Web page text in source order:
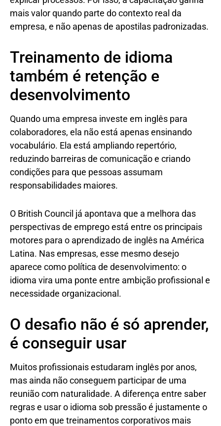
mais valor quando parte do contexto real da
empresa, e não apenas de apostilas padronizadas.
Treinamento de idioma
também é retenção e
desenvolvimento
Quando uma empresa investe em inglês para
colaboradores, ela não está apenas ensinando
vocabulário. Ela está ampliando repertório,
reduzindo barreiras de comunicação e criando
condições para que pessoas assumam
responsabilidades maiores.
O British Council já apontava que a melhora das
perspectivas de emprego está entre os principais
motores para o aprendizado de inglês na América
Latina. Nas empresas, esse mesmo desejo
aparece como política de desenvolvimento: o
idioma vira uma ponte entre ambição profissional e
necessidade organizacional.
O desafio não é só aprender,
é conseguir usar
Muitos profissionais estudaram inglês por anos,
mas ainda não conseguem participar de uma
reunião com naturalidade. A diferença entre saber
regras e usar o idioma sob pressão é justamente o
ponto em que treinamentos corporativos mais